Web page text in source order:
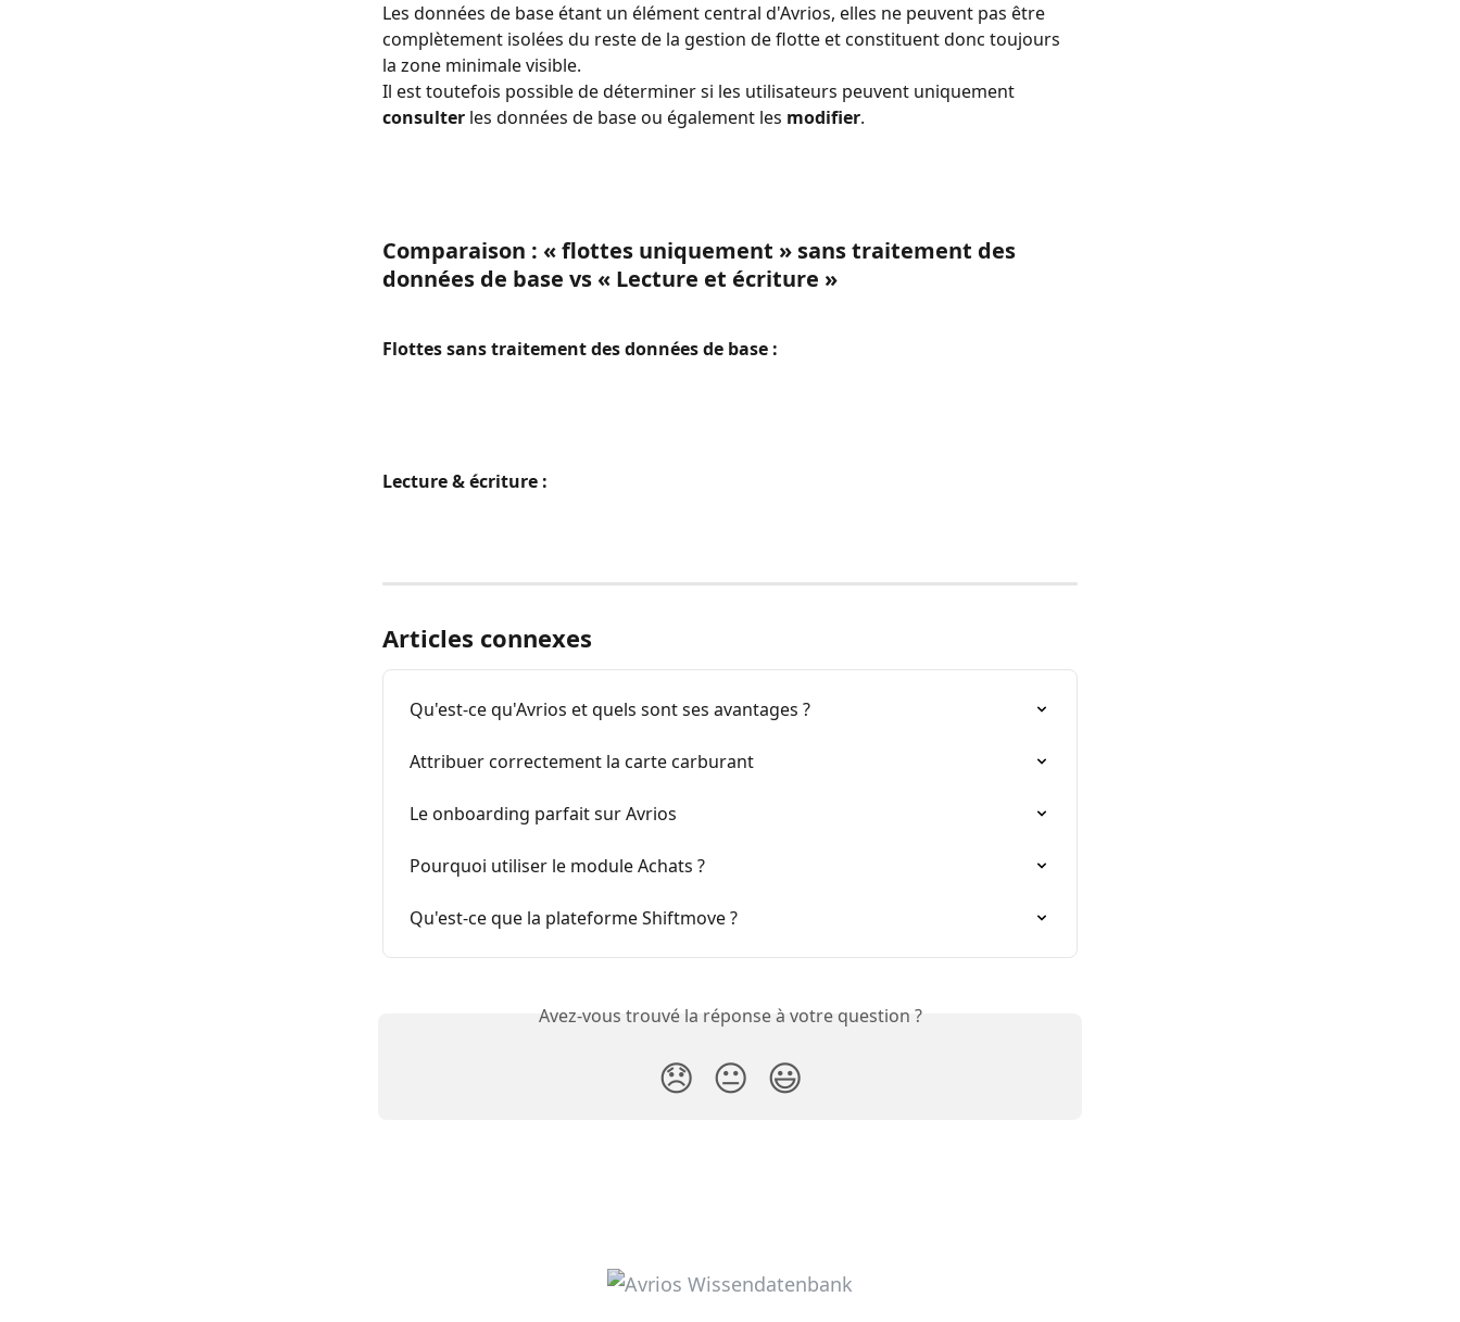
Les données de base étant un élément central d'Avrios, elles ne peuvent pas être
complètement isolées du reste de la gestion de flotte et constituent donc toujours
la zone minimale visible.
Il est toutefois possible de déterminer si les utilisateurs peuvent uniquement
consulter les données de base ou également les modifier.
Comparaison : « flottes uniquement » sans traitement des
données de base vs « Lecture et écriture »
Flottes sans traitement des données de base :
Lecture & écriture :
Articles connexes
Qu'est-ce qu'Avrios et quels sont ses avantages ?
Attribuer correctement la carte carburant
Le onboarding parfait sur Avrios
Pourquoi utiliser le module Achats ?
Qu'est-ce que la plateforme Shiftmove ?
Avez-vous trouvé la réponse à votre question ?
😞 😐 😃